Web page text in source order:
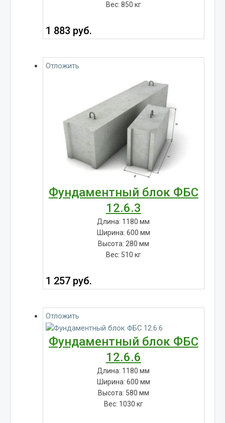
Вес: 850 кг
1 883 руб.
Отложить
Фундаментный блок ФБС
12.6.3
Длина: 1180 мм
Ширина: 600 мм
Высота: 280 мм
Вес: 510 кг
1 257 руб.
Отложить
Фундаментный блок ФБС
12.6.6
Длина: 1180 мм
Ширина: 600 мм
Высота: 580 мм
Вес: 1030 кг